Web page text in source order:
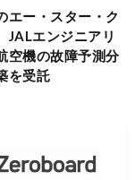
エー・スター・ク
JALエンジニアリ
空機の故障予測分
を受託